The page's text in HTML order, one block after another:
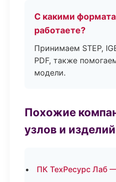
С какими
работаете?
Принимаем STEP,
PDF, также
модели.
Похожие
узлов и изделий
ПК ТехРесурс Лаб